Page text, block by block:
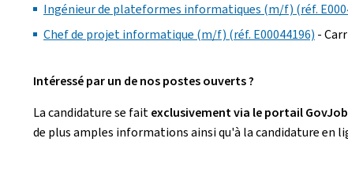
Ingénieur de plateformes informatiques (m/f) (réf.
Chef de projet informatique (m/f) (réf. E00044196) -
Intéressé par un de nos postes ouverts ?
La candidature se faitexclusivement via le portail
de plus amples informations ainsi qu'à la candidature en